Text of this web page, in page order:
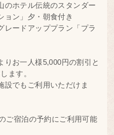
のホテル伝統のスタンダー
ョン」夕・朝食付き
レードアッププラン「プラ
りお一人様5,000円の割引と
ます。
設でもご利用いただけま
ご宿泊の予約にご利用可能